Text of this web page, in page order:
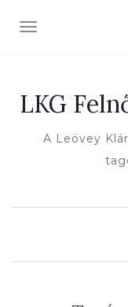
TOGGLE
LKG
A Leövey